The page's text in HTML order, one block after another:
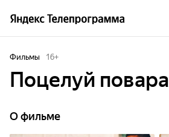
Фильмы 16+
Поцелуй повара
О фильме